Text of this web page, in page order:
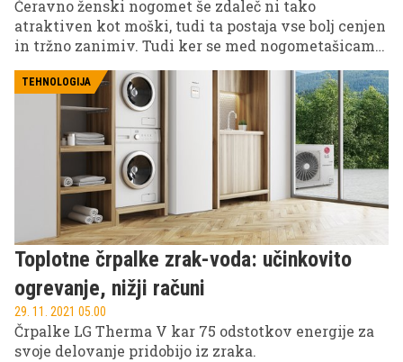
Čeravno ženski nogomet še zdaleč ni tako
atraktiven kot moški, tudi ta postaja vse bolj cenjen
in tržno zanimiv. Tudi ker se med nogometašicami
popularna predvsem izven igrišč (beri: na družbenih
omrežjih). Mednje sodi Sonia Maria O'Neill Caroli, ki
si kruh (zopet) služi pri hrvaškem klubu iz Splita.
TEHNOLOGIJA
Toplotne črpalke zrak-voda: učinkovito
ogrevanje, nižji računi
29. 11. 2021 05.00
Črpalke LG Therma V kar 75 odstotkov energije za
svoje delovanje pridobijo iz zraka.